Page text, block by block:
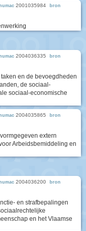
2001035984 bron
2004036335 bron
en de bevoegdheden
de sociaal-
sociaal-economische
2004035865 bron
extern
Arbeidsbemiddeling en
2004036200 bron
en strafbepalingen
en het Vlaamse